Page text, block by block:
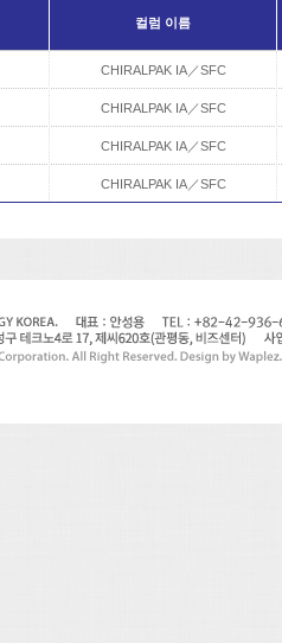
컬럼 이름
CHIRALPAK IA／SFC
CHIRALPAK IA／SFC
CHIRALPAK IA／SFC
CHIRALPAK IA／SFC